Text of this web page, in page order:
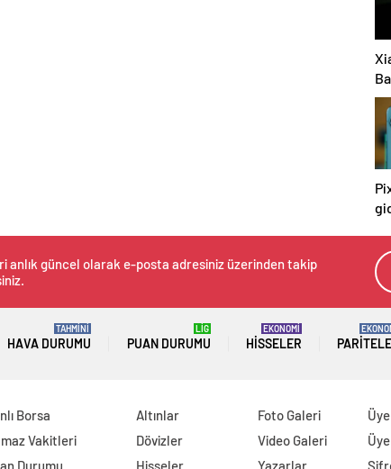
anlık güncel olarak e-posta adresiniz üzerinden takip
HAVA DURUMU
TAHMİNİ
PUAN DURUMU
LİG
HISSELER
EKONOMİ
Borsa
Vakitleri
Durumu
Altınlar
Dövizler
Hisseler
Foto Galeri
Video Galeri
Yazarlar